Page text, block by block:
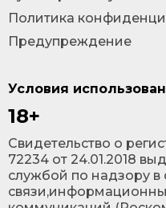
Условия
18+
Cвидетельство о
72234 от 24.01.2018
службой по надзору в
Политика
Предупреждение